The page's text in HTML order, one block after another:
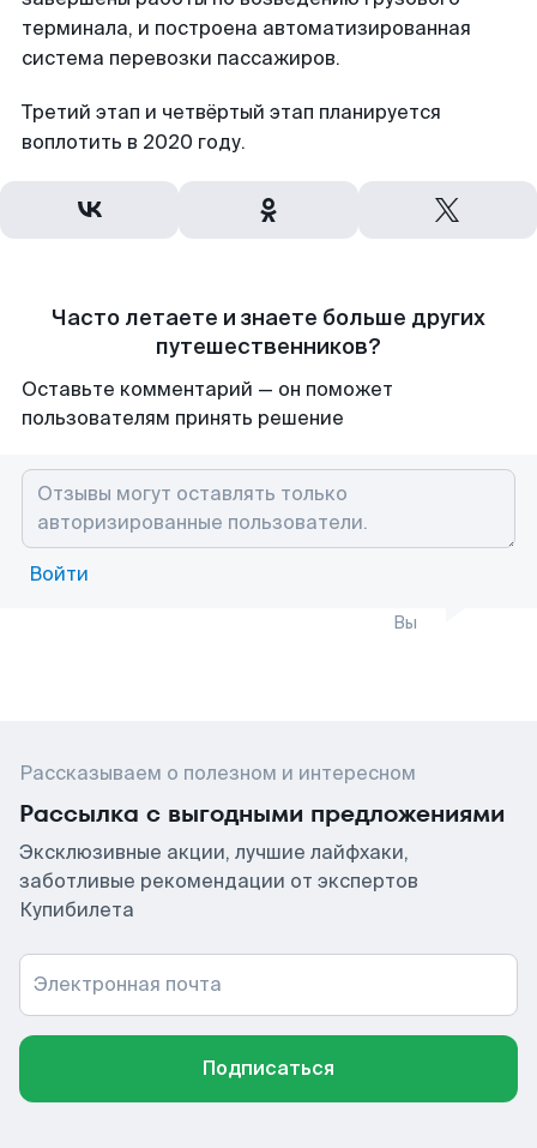
терминала, и построена автоматизированная
система перевозки пассажиров.
Третий этап и четвёртый этап планируется
воплотить в 2020 году.
Часто летаете и знаете больше других
путешественников?
Оставьте комментарий — он поможет
пользователям принять решение
Войти
Вы
Рассказываем о полезном и интересном
Рассылка с выгодными предложениями
Эксклюзивные акции, лучшие лайфхаки,
заботливые рекомендации от экспертов
Купибилета
Электронная почта
Подписаться